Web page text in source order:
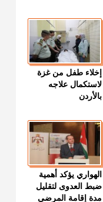
إخلاء طفل من غزة
لاستكمال علاجه
بالأردن
الهواري يؤكد أهمية
ضبط العدوى لتقليل
مدة إقامة المرضى